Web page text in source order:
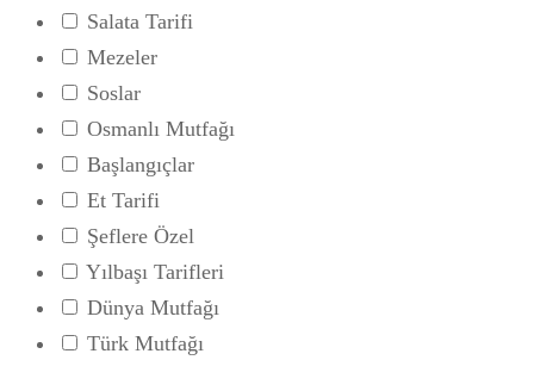
Salata Tarifi
Mezeler
Soslar
Osmanlı Mutfağı
Başlangıçlar
Et Tarifi
Şeflere Özel
Yılbaşı Tarifleri
Dünya Mutfağı
Türk Mutfağı